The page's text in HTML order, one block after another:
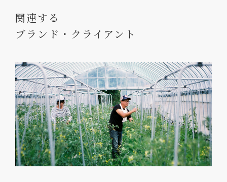
関連する
ブランド・クライアント